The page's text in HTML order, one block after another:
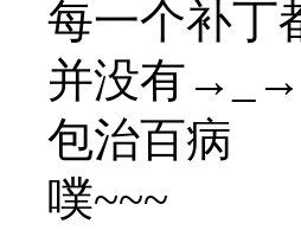
每一个补丁
并没有→_→
包治百病
噗~~~